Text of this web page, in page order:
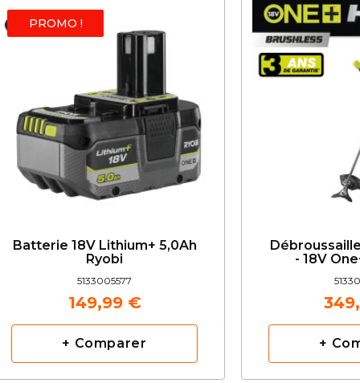
PROMO !
Batterie 18V Lithium+ 5,0Ah
Ryobi
5133005577
149,99 €
+ Comparer
- 18V
+